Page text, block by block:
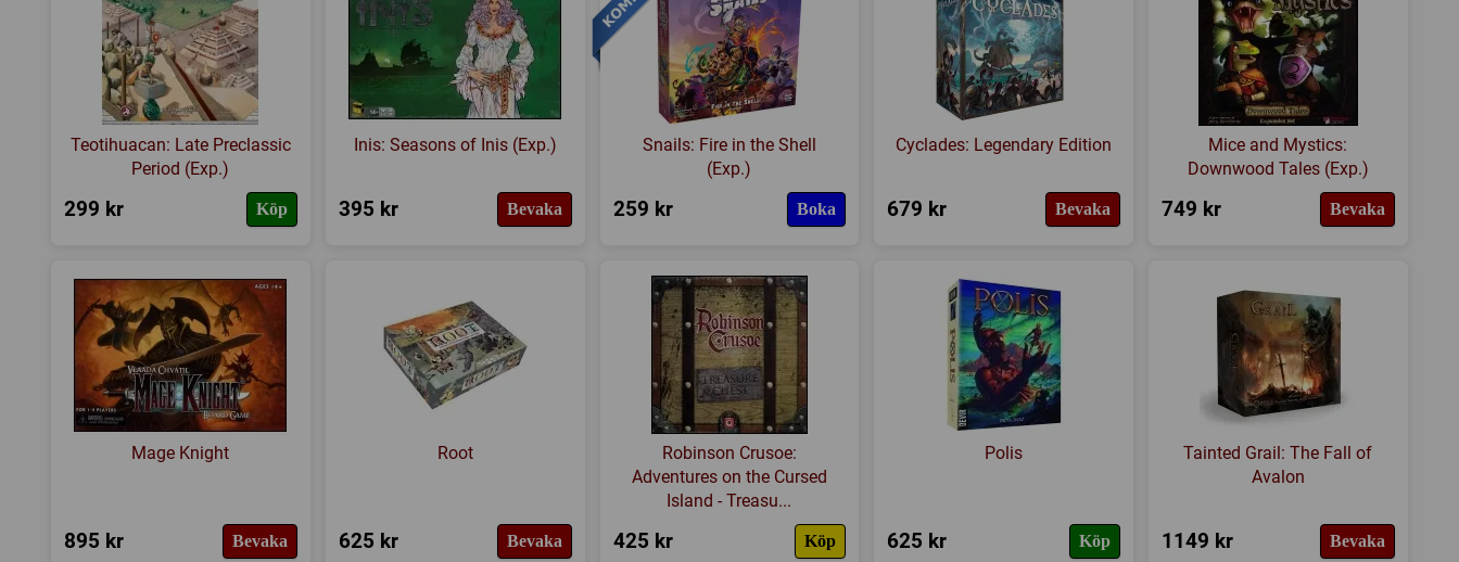
Teotihuacan: Late Preclassic
Period (Exp.)
299 kr Köp
Inis: Seasons of Inis (Exp.)
395 kr Bevaka
Snails: Fire in the Shell
(Exp.)
259 kr Boka
Cyclades: Legendary Edition
679 kr Bevaka
Mice and Mystics:
Downwood Tales (Exp.)
749 kr Bevaka
Mage Knight
895 kr Bevaka
Root
625 kr Bevaka
Robinson Crusoe:
Adventures on the Cursed
Island - Treasu...
425 kr Köp
Polis
625 kr Köp
Tainted Grail: The Fall of
Avalon
1149 kr Bevaka